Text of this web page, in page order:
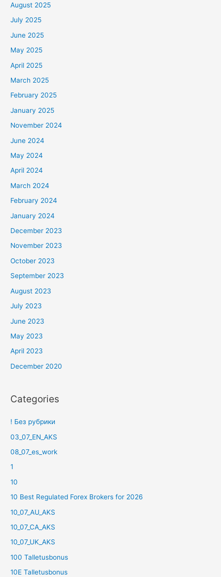
August 2025
July 2025
June 2025
May 2025
April 2025
March 2025
February 2025
January 2025
November 2024
June 2024
May 2024
April 2024
March 2024
February 2024
January 2024
December 2023
November 2023
October 2023
September 2023
August 2023
July 2023
June 2023
May 2023
April 2023
December 2020
Categories
! Без рубрики
03_07_EN_AKS
08_07_es_work
1
10
10 Best Regulated Forex Brokers for 2026
10_07_AU_AKS
10_07_CA_AKS
10_07_UK_AKS
100 Talletusbonus
10E Talletusbonus